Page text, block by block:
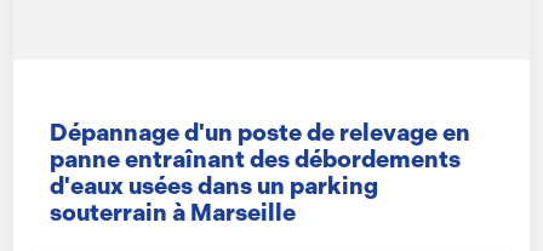
Dépannage d'un poste de relevage en
panne entraînant des débordements
d'eaux usées dans un parking
souterrain à Marseille